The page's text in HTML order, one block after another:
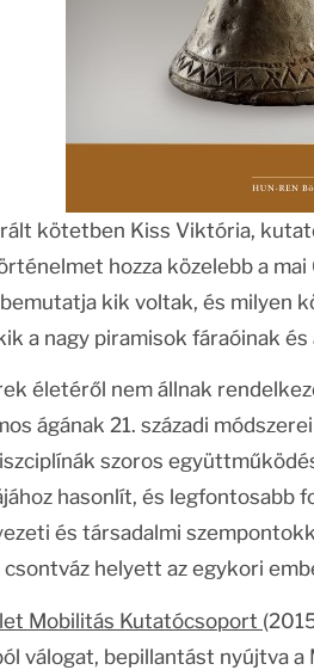
kötetben Kiss Viktória,
hozza közelebb a
kik voltak, és milyen
a nagy piramisok fáraóinak
életéről nem állnak
ágának 21. századi
szoros
hasonlít, és legfontosabb
és társadalmi
helyett az egykori
Mobilitás Kutatócsoport
válogat, bepillantást nyújtva